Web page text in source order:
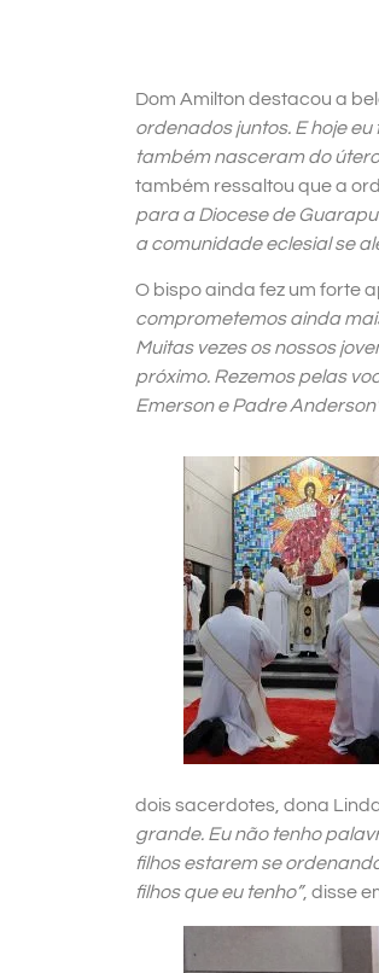
Dom Amilton destacou a
ordenados juntos. E hoje
também nasceram do
também ressaltou que a
para a Diocese de
a comunidade eclesial se
O bispo ainda fez um forte
comprometemos ainda
Muitas vezes os nossos
próximo. Rezemos pelas
Emerson e Padre
dois sacerdotes, dona
grande. Eu não tenho
filhos estarem se
filhos que eu tenho”, disse